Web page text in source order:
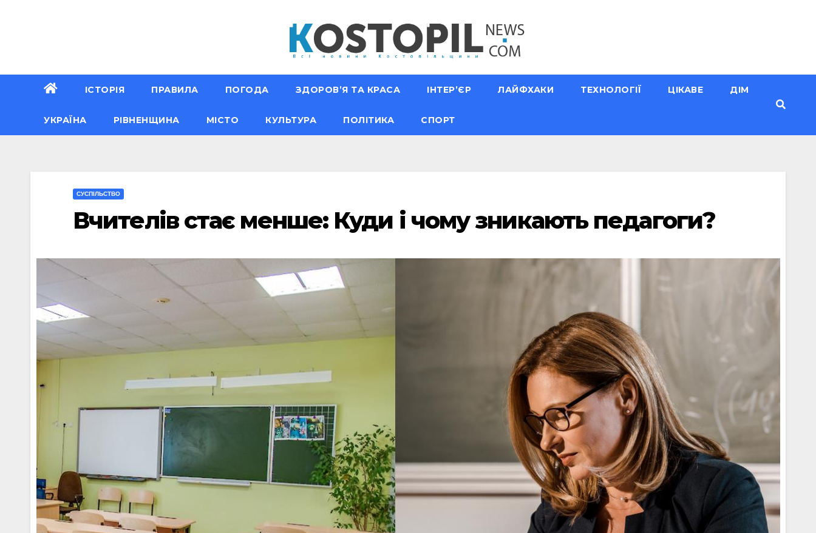
ІСТОРІЯ ПРАВИЛА ПОГОДА ЗДОРОВ’Я ТА КРАСА ІНТЕР’ЄР ЛАЙФХАКИ ТЕХНОЛОГІЇ ЦІКАВЕ ДІМ
УКРАЇНА РІВНЕНЩИНА МІСТО КУЛЬТУРА ПОЛІТИКА СПОРТ
CУСПІЛЬСТВО
Вчителів стає менше: Куди і чому зникають педагоги?